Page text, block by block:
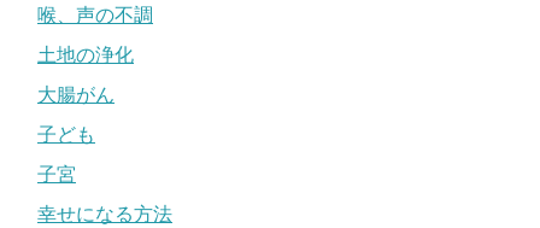
喉、声の不調
土地の浄化
大腸がん
子ども
子宮
幸せになる方法